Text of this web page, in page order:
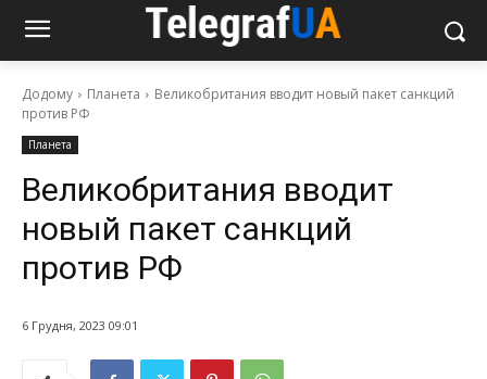
Додому Планета
Великобритания вводит новый пакет санкций
против РФ
Планета
Великобритания вводит
новый пакет санкций
против РФ
6 Грудня, 2023 09:01